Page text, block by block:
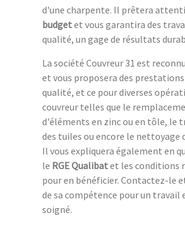
d'une charpente. Il prêtera
budgetet vous garantira des
qualité, un gage de résultats
La société Couvreur 31 est
et vous proposera des
qualité, et ce pour diverses
couvreur telles que le
d'éléments en zinc ou en tôle, le
des tuiles ou encore le nettoyage
Il vous expliquera également en
le RGE Qualibatet les conditions
pour en bénéficier. Contactez-le
de sa compétence pour un travail
soigné.